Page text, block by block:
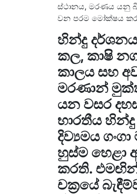
ස්ථානය, මරණය යනු
වන පරම මෝක්ෂය
හින්දු
කල, කාෂි
කාලය සහ
මරණාන්
යන වසර
භාරතීය
දිව්‍යමය
හුස්ම හෙළා
කරති.
චක්‍රයේ